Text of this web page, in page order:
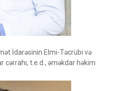
İdarəsinin Elmi-Təcrübi və
t.e.d., əməkdar həkim